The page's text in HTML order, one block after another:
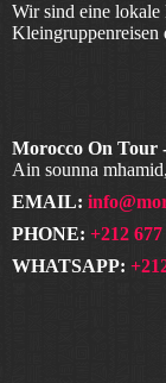
Wir sind eine lokale
Kleingruppenreisen
Morocco On Tour
Ain sounna
EMAIL:
PHONE: +212
WHATSAPP: